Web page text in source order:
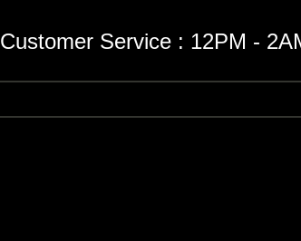
Customer Service : 12PM -